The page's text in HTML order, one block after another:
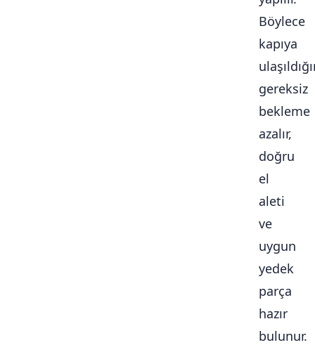
Böylece
kapıya
gereksiz
bekleme
azalır,
doğru
el
aleti
ve
uygun
yedek
parça
hazır
bulunur.